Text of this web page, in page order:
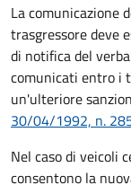
La comunicazione
trasgressore deve
di notifica del
comunicati entro i
un'ulteriore
30/04/1992, n.
Nel caso di veicoli
consentono la